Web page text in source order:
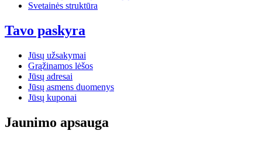
Svetainės struktūra
Tavo paskyra
Jūsų užsakymai
Grąžinamos lėšos
Jūsų adresai
Jūsų asmens duomenys
Jūsų kuponai
Jaunimo apsauga